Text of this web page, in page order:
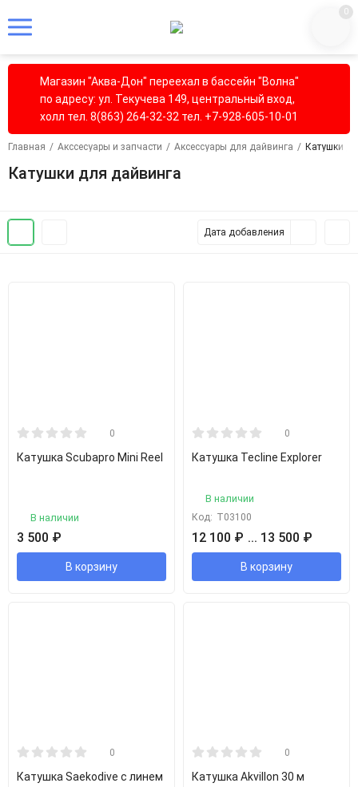
0
Магазин "Аква-Дон" переехал в бассейн "Волна"
по адресу: ул. Текучева 149, центральный вход,
холл тел. 8(863) 264-32-32 тел. +7-928-605-10-01
Главная / Акссесуары и запчасти / Аксессуары для дайвинга / Катушки
Катушки для дайвинга
Дата добавления
0
Катушка Scubapro Mini Reel
В наличии
3 500 ₽
В корзину
0
Катушка Tecline Explorer
В наличии
Код: T03100
12 100 ₽ ... 13 500 ₽
В корзину
0
Катушка Saekodive с линем
0
Катушка Akvillon 30 м